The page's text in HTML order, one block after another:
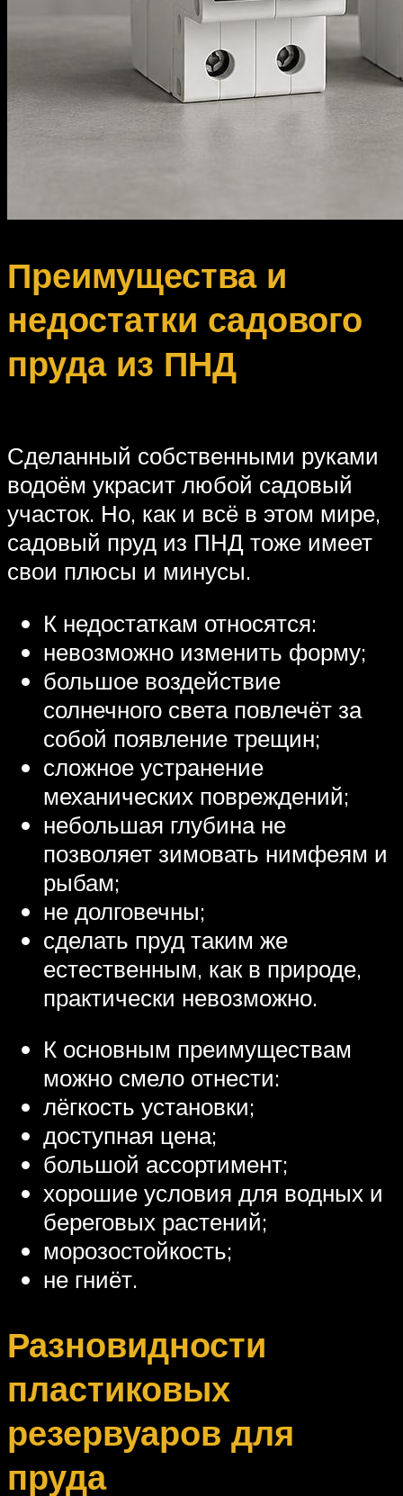
Преимущества и
недостатки садового
пруда из ПНД
Сделанный собственными руками
водоём украсит любой садовый
участок. Но, как и всё в этом мире,
садовый пруд из ПНД тоже имеет
свои плюсы и минусы.
К недостаткам относятся:
невозможно изменить форму;
большое воздействие
солнечного света повлечёт за
собой появление трещин;
сложное устранение
механических повреждений;
небольшая глубина не
позволяет зимовать нимфеям и
рыбам;
не долговечны;
сделать пруд таким же
естественным, как в природе,
практически невозможно.
К основным преимуществам
можно смело отнести:
лёгкость установки;
доступная цена;
большой ассортимент;
хорошие условия для водных и
береговых растений;
морозостойкость;
не гниёт.
Разновидности
пластиковых
резервуаров для
пруда